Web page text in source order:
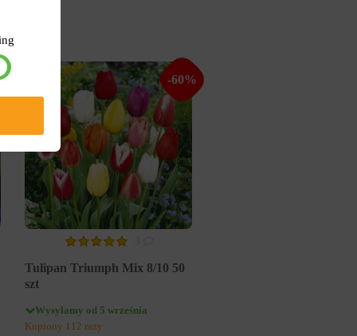
-60%
Tulipan Triumph Mix 8/10 50
szt
Wysyłamy od 5 września
Kupiony 112 razy